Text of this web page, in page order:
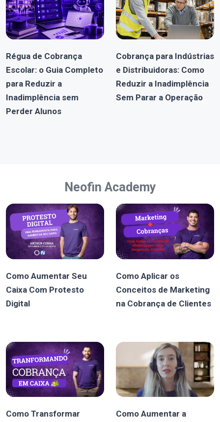
Régua de Cobrança
Escolar: o Guia Completo
para Reduzir a
Inadimplência sem
Perder Alunos
Cobrança para Indústrias
e Distribuidoras: Como
Reduzir a Inadimplência
Sem Parar a Operação
Neofin Academy
Como Aumentar Seu
Caixa Com Protesto
Digital
Como Aplicar os
Conceitos de Marketing
na Cobrança de Clientes
Como Transformar
Como Aumentar a